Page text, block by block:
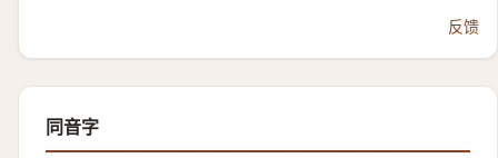
反馈
同音字